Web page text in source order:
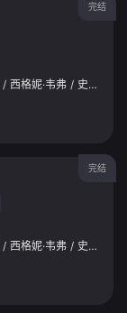
完结
/ 西格妮·韦弗 / 史蒂芬·朗
完结
/ 西格妮·韦弗 / 史蒂芬·朗